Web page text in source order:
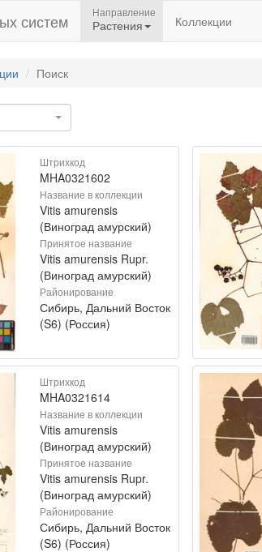
систем Направление
Растения Коллекции
Поиск
Штрихкод
MHA0321602
Название в коллекции
Vitis amurensis
(Виноград амурский)
Принятое название
Vitis amurensis Rupr.
(Виноград амурский)
Районирование
Сибирь, Дальний Восток
(S6) (Россия)
Штрихкод
MHA0321614
Название в коллекции
Vitis amurensis
(Виноград амурский)
Принятое название
Vitis amurensis Rupr.
(Виноград амурский)
Районирование
Сибирь, Дальний Восток
(S6) (Россия)